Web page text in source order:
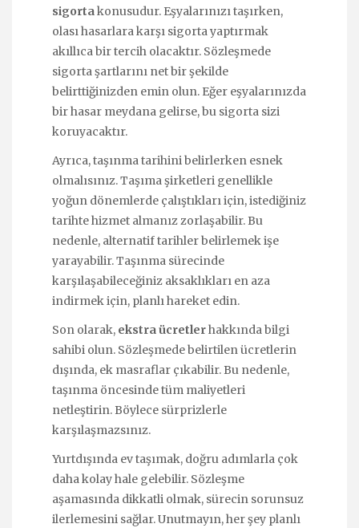
sigortakonusudur. Eşyalarınızı taşırken,
olası hasarlara karşı sigorta yaptırmak
akıllıca bir tercih olacaktır. Sözleşmede
sigorta şartlarını net bir şekilde
belirttiğinizden emin olun. Eğer eşyalarınızda
bir hasar meydana gelirse, bu sigorta sizi
koruyacaktır.
Ayrıca, taşınma tarihini belirlerken esnek
olmalısınız. Taşıma şirketleri genellikle
yoğun dönemlerde çalıştıkları için, istediğiniz
tarihte hizmet almanız zorlaşabilir. Bu
nedenle, alternatif tarihler belirlemek işe
yarayabilir. Taşınma sürecinde
karşılaşabileceğiniz aksaklıkları en aza
indirmek için, planlı hareket edin.
Son olarak, ekstra ücretlerhakkında bilgi
sahibi olun. Sözleşmede belirtilen ücretlerin
dışında, ek masraflar çıkabilir. Bu nedenle,
taşınma öncesinde tüm maliyetleri
netleştirin. Böylece sürprizlerle
karşılaşmazsınız.
Yurtdışında ev taşımak, doğru adımlarla çok
daha kolay hale gelebilir. Sözleşme
aşamasında dikkatli olmak, sürecin sorunsuz
ilerlemesini sağlar. Unutmayın, her şey planlı